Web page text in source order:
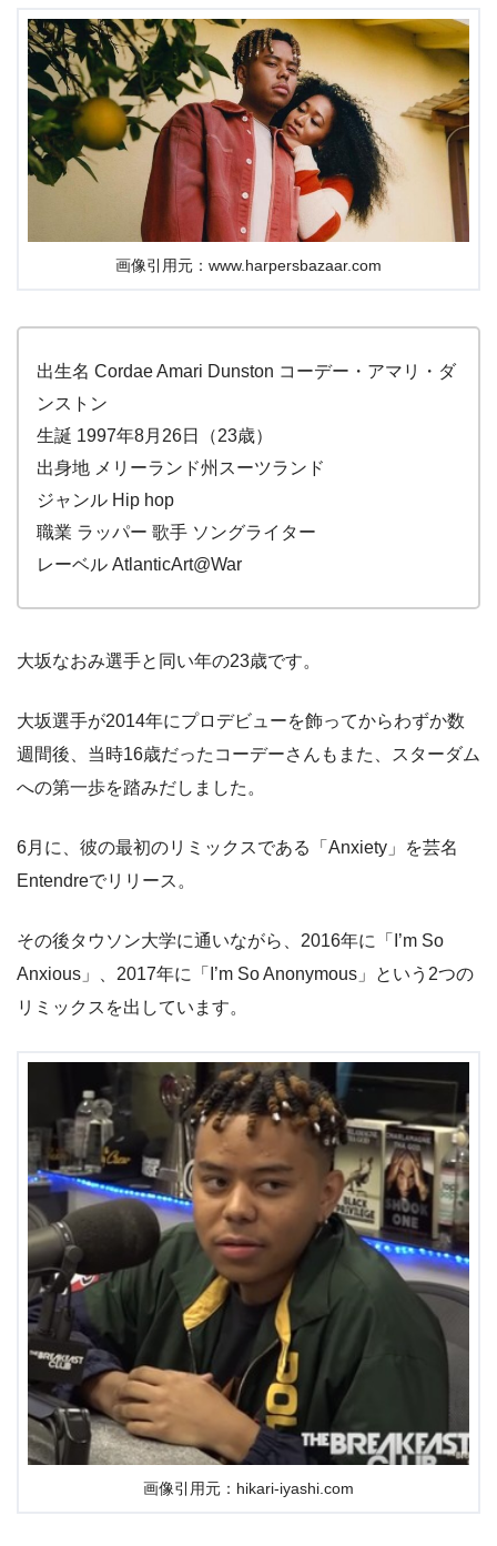
画像引用元：www.harpersbazaar.com
出生名 Cordae Amari Dunston コーデー・アマリ・ダ
ンストン
生誕 1997年8月26日（23歳）
出身地 メリーランド州スーツランド
ジャンル Hip hop
職業 ラッパー 歌手 ソングライター
レーベル AtlanticArt@War
大坂なおみ選手と同い年の23歳です。
大坂選手が2014年にプロデビューを飾ってからわずか数
週間後、当時16歳だったコーデーさんもまた、スターダム
への第一歩を踏みだしました。
6月に、彼の最初のリミックスである「Anxiety」を芸名
Entendreでリリース。
その後タウソン大学に通いながら、2016年に「I’m So
Anxious」、2017年に「I’m So Anonymous」という2つの
リミックスを出しています。
画像引用元：hikari-iyashi.com